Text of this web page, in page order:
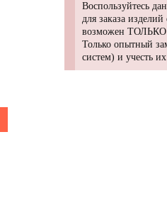
Воспользуйтесь
для заказа
возможен ТОЛЬКО
Только опытный
систем) и учесть